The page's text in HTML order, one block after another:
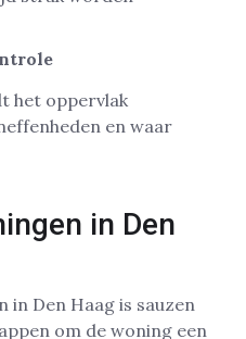
het oppervlak
en waar
in Den
in Den Haag is sauzen
om de woning een